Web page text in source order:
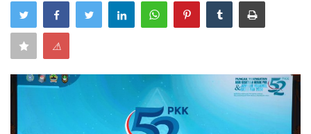
Pelanggaran
⚠